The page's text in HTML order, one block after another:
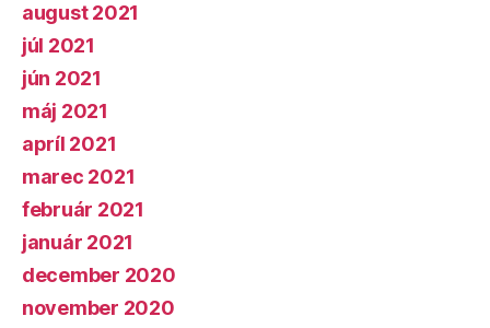
august 2021
júl 2021
jún 2021
máj 2021
apríl 2021
marec 2021
február 2021
január 2021
december 2020
november 2020